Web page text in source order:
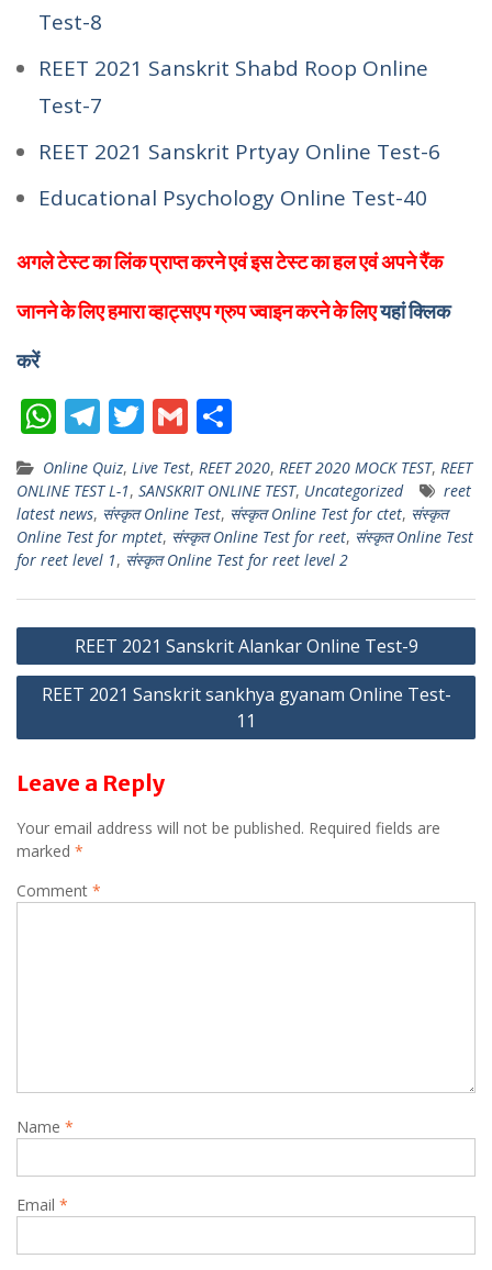
Test-8
REET 2021 Sanskrit Shabd Roop Online
Test-7
REET 2021 Sanskrit Prtyay Online Test-6
Educational Psychology Online Test-40
अगले टेस्ट का लिंक प्राप्त करने एवं इस टेस्ट का हल एवं अपने रैंक
जानने के लिए हमारा व्हाट्सएप ग्रुप ज्वाइन करने के लिएयहां क्लिक
करें
W
h
at
s
A
p
p
T
el
e
gr
a
m
T
w
itt
er
G
m
ai
l
h
ar
e
Online Quiz, Live Test, REET 2020, REET 2020 MOCK TEST, REET
ONLINE TEST L-1, SANSKRIT ONLINE TEST, Uncategorized
reet
latest news, संस्कृत Online Test, संस्कृत Online Test for ctet, संस्कृत
Online Test for mptet, संस्कृत Online Test for reet, संस्कृत Online Test
for reet level 1, संस्कृत Online Test for reet level 2
Post
navigation
REET 2021 Sanskrit Alankar Online Test-9
REET 2021 Sanskrit sankhya gyanam Online Test-
11
Leave a Reply
Your email address will not be published. Required fields are
marked *
Comment *
Name *
Email *